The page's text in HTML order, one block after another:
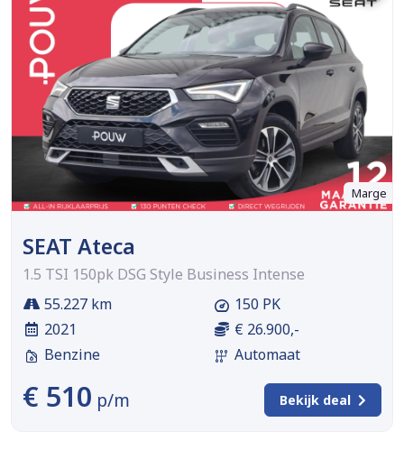
Marge
SEAT Ateca
1.5 TSI 150pk DSG Style Business Intense
55.227 km
2021
Benzine
150 PK
€ 26.900,-
Automaat
€ 510 p/m Bekijk deal